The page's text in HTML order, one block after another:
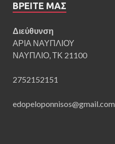
ΒΡΕΊΤΕ ΜΑΣ
Διεύθυνση
ΑΡΙΑ ΝΑΥΠΛΙΟΥ
ΝΑΥΠΛΙΟ, ΤΚ 21100
2752152151
edopeloponnisos@gmail.com